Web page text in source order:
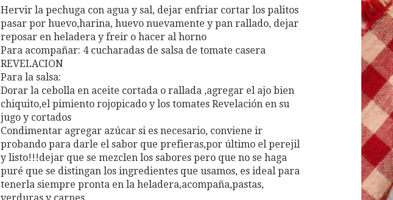
Hervir la pechuga con agua y sal, dejar enfriar cortar los palitos
pasar por huevo,harina, huevo nuevamente y pan rallado, dejar
reposar en heladera y freir o hacer al horno
Para acompañar: 4 cucharadas de salsa de tomate casera
REVELACION
Para la salsa:
Dorar la cebolla en aceite cortada o rallada ,agregar el ajo bien
chiquito,el pimiento rojopicado y los tomates Revelación en su
jugo y cortados
Condimentar agregar azúcar si es necesario, conviene ir
probando para darle el sabor que prefieras,por último el perejil
y listo!!!dejar que se mezclen los sabores pero que no se haga
puré que se distingan los ingredientes que usamos, es ideal para
tenerla siempre pronta en la heladera,acompaña,pastas,